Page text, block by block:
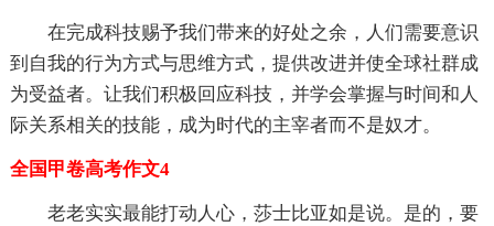
在完成科技赐予我们带来的好处之余，人们需要意识
到自我的行为方式与思维方式，提供改进并使全球社群成
为受益者。让我们积极回应科技，并学会掌握与时间和人
际关系相关的技能，成为时代的主宰者而不是奴才。
全国甲卷高考作文4
老老实实最能打动人心，莎士比亚如是说。是的，要